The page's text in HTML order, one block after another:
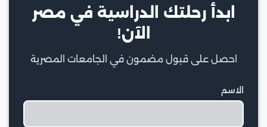
ابدأ رحلتك الدراسية في مصر
الآن!
احصل على قبول مضمون في الجامعات المصرية
الاسم